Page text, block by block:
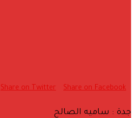
Share on Facebook
Share on Twitter
جدة : ساميه الصالح